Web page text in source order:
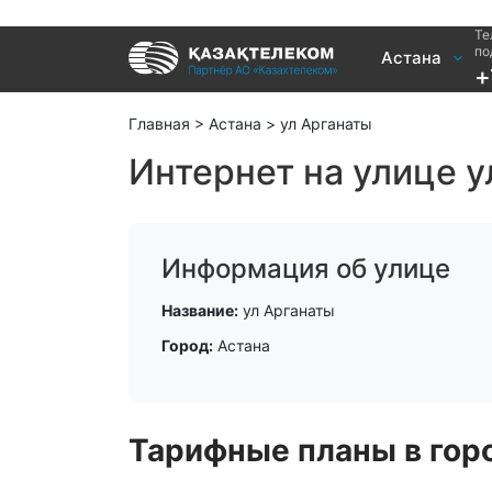
Астана
Услуги
Интернет и ТВ в частном доме
Интернет
Главная > Астана > ул Арганаты
Интернет на улице
Информация об улице
Название: ул Арганаты
Город: Астана
Тарифные планы в